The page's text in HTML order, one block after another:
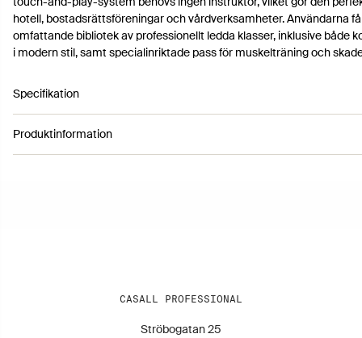
hotell, bostadsrättsföreningar och vårdverksamheter. Användarna
omfattande bibliotek av professionellt ledda klasser, inklusive både
i modern stil, samt specialinriktade pass för muskelträning och
Specifikation
Artikelnummer 60040302
Produktinformation
CASALL PROFESSIONAL
Ströbogatan 25